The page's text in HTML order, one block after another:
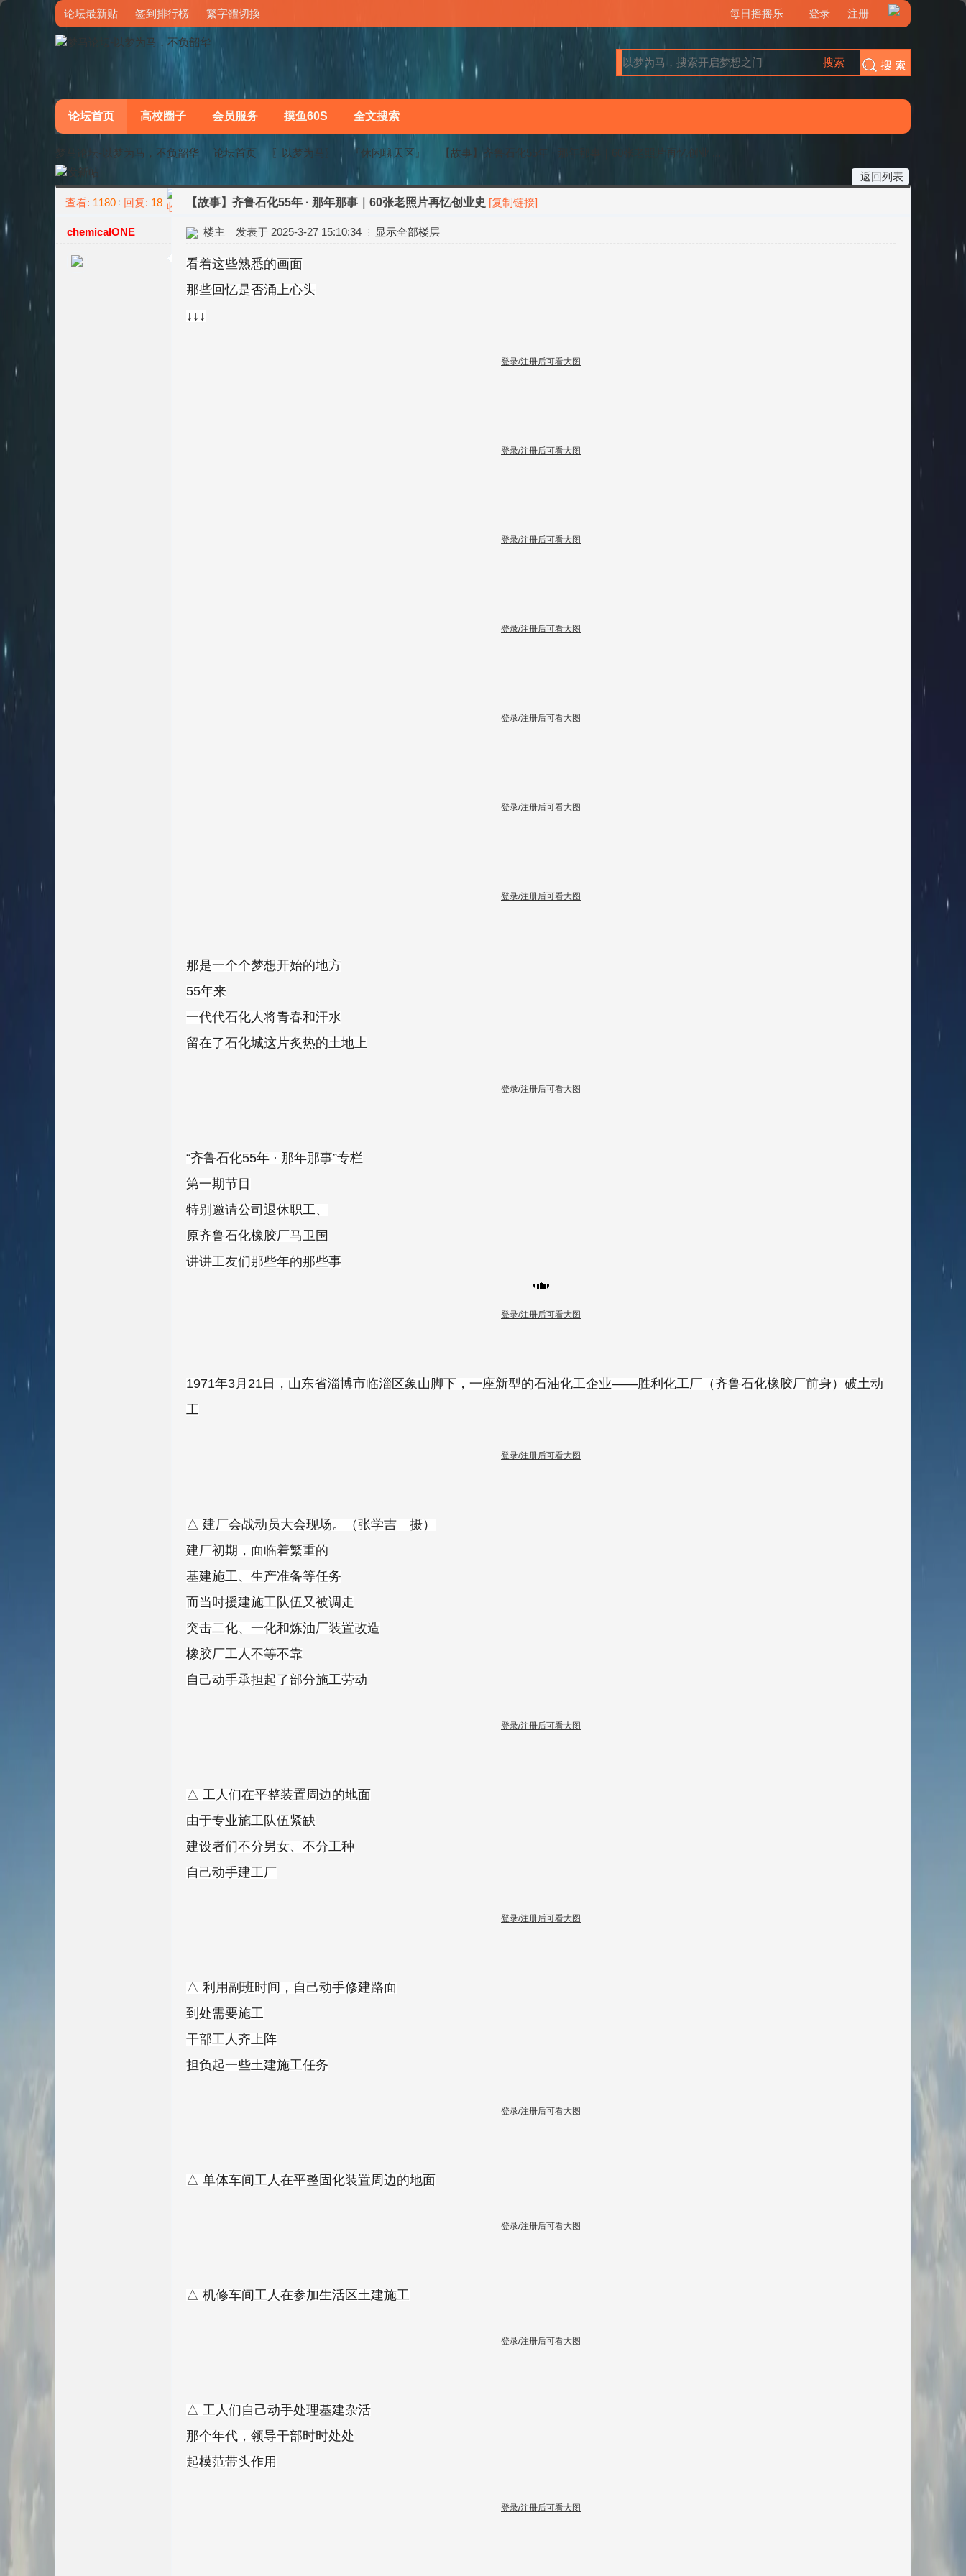
论坛最新贴 签到排行榜 繁字體切換 每日摇摇乐 登录 注册
搜索
论坛首页 高校圈子 会员服务 摸鱼60S 全文搜索
梦马论坛-以梦为马，不负韶华 论坛首页 〖以梦为马〗 『休闲聊天区』
【故事】齐鲁石化55年 · 那年那事｜60张老照片再忆创业 ...
返回列表
查看: 1180 回复: 18 【故事】齐鲁石化55年 · 那年那事｜60张老照片再忆创业史 [复制链接]
chemicalONE 楼主 发表于 2025-3-27 15:10:34 显示全部楼层
看着这些熟悉的画面
那些回忆是否涌上心头
↓↓↓
登录/注册后可看大图
登录/注册后可看大图
登录/注册后可看大图
登录/注册后可看大图
登录/注册后可看大图
登录/注册后可看大图
登录/注册后可看大图
那是一个个梦想开始的地方
55年来
一代代石化人将青春和汗水
留在了石化城这片炙热的土地上
登录/注册后可看大图
“齐鲁石化55年 · 那年那事”专栏
第一期节目
特别邀请公司退休职工、
原齐鲁石化橡胶厂马卫国
讲讲工友们那些年的那些事
登录/注册后可看大图
1971年3月21日，山东省淄博市临淄区象山脚下，一座新型的石油化工企业——胜利化工厂（齐鲁石化橡胶厂前身）破土动
工
登录/注册后可看大图
△ 建厂会战动员大会现场。（张学吉 摄）
建厂初期，面临着繁重的
基建施工、生产准备等任务
而当时援建施工队伍又被调走
突击二化、一化和炼油厂装置改造
橡胶厂工人不等不靠
自己动手承担起了部分施工劳动
登录/注册后可看大图
△ 工人们在平整装置周边的地面
由于专业施工队伍紧缺
建设者们不分男女、不分工种
自己动手建工厂
登录/注册后可看大图
△ 利用副班时间，自己动手修建路面
到处需要施工
干部工人齐上阵
担负起一些土建施工任务
登录/注册后可看大图
△ 单体车间工人在平整固化装置周边的地面
登录/注册后可看大图
△ 机修车间工人在参加生活区土建施工
登录/注册后可看大图
△ 工人们自己动手处理基建杂活
那个年代，领导干部时时处处
起模范带头作用
登录/注册后可看大图